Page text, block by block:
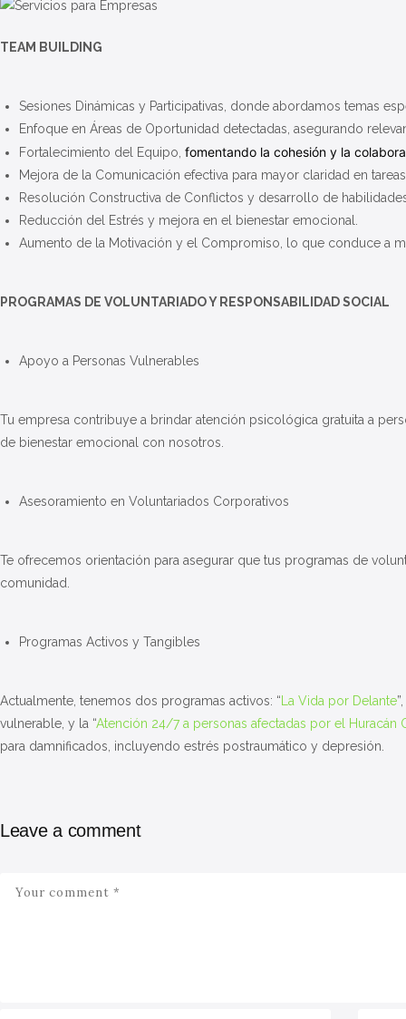
TEAM BUILDING
Sesiones Dinámicas y Participativas , donde abordamos temas
Enfoque en Áreas de Oportunidad detectadas, asegurando
Fortalecimiento del Equipo, fomentando la cohesión y la
Mejora de la Comunicación efectiva para mayor claridad en
Resolución Constructiva de Conflictos y desarrollo de
Reducción del Estrés y mejora en el bienestar emocional.
Aumento de la Motivación y el Compromiso , lo que conduce a
PROGRAMAS DE VOLUNTARIADO Y RESPONSABILIDAD SOCIAL
Apoyo a Personas Vulnerables
Tu empresa contribuye a brindar atención psicológica gratuita a
de bienestar emocional con nosotros.
Asesoramiento en Voluntariados Corporativos
Te ofrecemos orientación para asegurar que tus programas de
comunidad.
Programas Activos y Tangibles
Actualmente, tenemos dos programas activos: “ La Vida por Delante
vulnerable , y la “Atención 24/7 a personas afectadas por el Huracán
para damnificados , incluyendo estrés postraumático y depresión.
Leave a comment